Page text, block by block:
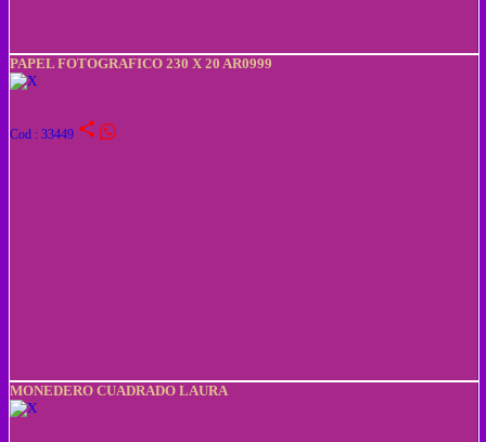
PAPEL FOTOGRAFICO 230 X 20 AR0999
Cod : 33449 share
MONEDERO CUADRADO LAURA